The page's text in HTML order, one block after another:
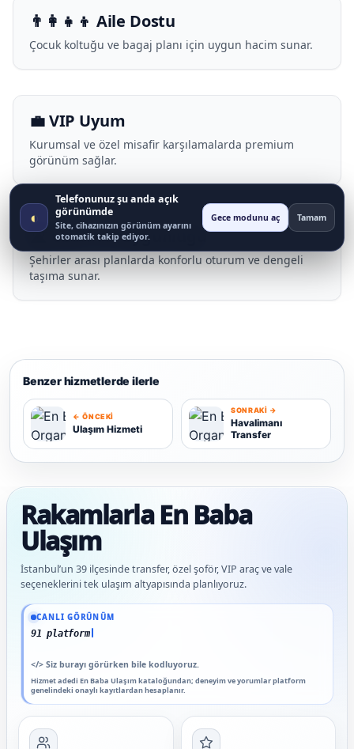
👨‍👩‍👧‍👦 Aile Dostu
Çocuk koltuğu ve bagaj planı için uygun hacim sunar.
💼 VIP Uyum
Kurumsal ve özel misafir karşılamalarda premium
görünüm sağlar.
🛣️ Uzun Yol Uygunluğu
Şehirler arası planlarda konforlu oturum ve dengeli
taşıma sunar.
Benzer hizmetlerde ilerle
← ÖNCEKI
Ulaşım Hizmeti
SONRAKI →
Havalimanı
Transfer
Rakamlarla En Baba
Ulaşım
İstanbul’un 39 ilçesinde transfer, özel şoför, VIP araç ve vale
seçeneklerini tek ulaşım altyapısında planlıyoruz.
CANLI GÖRÜNÜM
91 platform genelinde onaylı
</> Siz burayı görürken bile kodluyoruz.
Hizmet adedi En Baba Ulaşım kataloğundan; deneyim ve yorumlar platform
genelindeki onaylı kayıtlardan hesaplanır.
Güncel veriler: 1.291+ En Baba ağı hizmet deneyimi; 91 platform genelinde
◐
Telefonunuz şu anda açık
görünümde
Site, cihazınızın görünüm ayarını
otomatik takip ediyor.
Gece modunu aç Tamam